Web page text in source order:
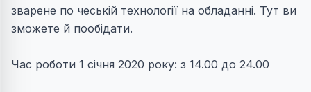
зварене по чеській технології на обладанні. Тут ви
зможете й пообідати.
Час роботи 1 січня 2020 року: з 14.00 до 24.00